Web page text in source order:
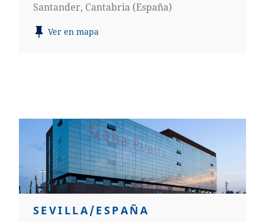
Santander, Cantabria (España)
Ver en mapa
SEVILLA/ESPAÑA